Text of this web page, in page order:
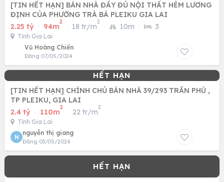
[TIN HẾT HẠN] BÁN NHÀ ĐẦY ĐỦ NỘI THẤT HẺM LƯƠNG
ĐỊNH CỦA PHƯỜNG TRÀ BÁ PLEIKU GIA LAI
2.25 tỷ · 94m
2
· 18 tr/m
2
· 10m · 3
Tỉnh Gia Lai
Vũ Hoàng Chiến
Đăng 07/05/2024
[TIN HẾT HẠN] CHÍNH CHỦ BÁN NHÀ 39/293 TRẦN PHÚ ,
TP PLEIKU, GIA LAI
2.4 tỷ · 110m
2
· 22 tr/m
2
Tỉnh Gia Lai
N
nguyễn thị giang
Đăng 03/05/2024